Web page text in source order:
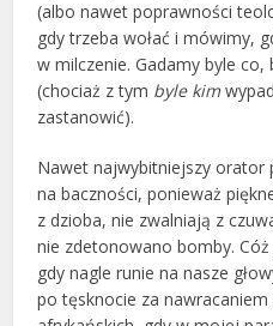
(albo nawet poprawności
gdy trzeba wołać i mówimy,
w milczenie. Gadamy byle
(chociaż z tym byle kim
zastanowić).
Nawet najwybitniejszy orator
na baczności, ponieważ
z dzioba, nie zwalniają z
nie zdetonowano bomby.
gdy nagle runie na nasze
po tęsknocie za